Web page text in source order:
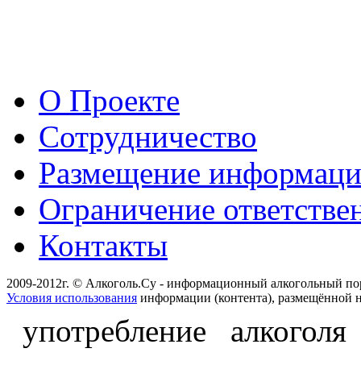
О Проекте
Сотрудничество
Размещение
Ограничение
Контакты
2009-2012г. © Алкоголь.Су - информационный алкогольный
Условия использования информации (контента), размещённой
употребление